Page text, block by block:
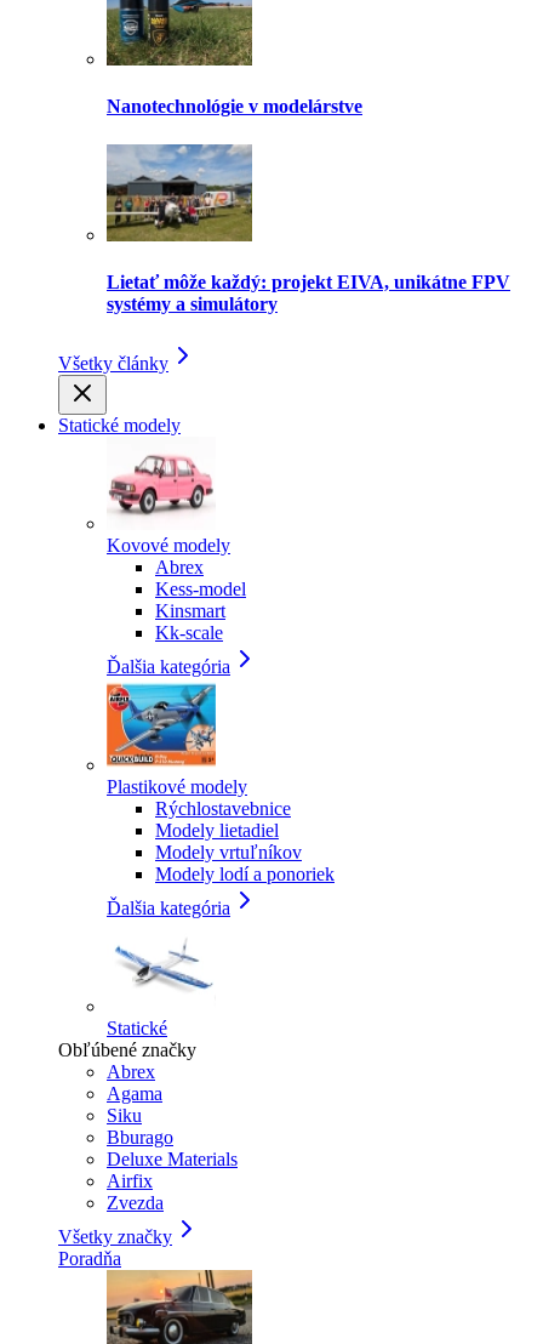
Nanotechnológie v modelárstve
Lietať môže každý: projekt EIVA, unikátne FPV
systémy a simulátory
Všetky články
Statické modely
Kovové modely
Abrex
Kess-model
Kinsmart
Kk-scale
Ďalšia kategória
Plastikové modely
Rýchlostavebnice
Modely lietadiel
Modely vrtuľníkov
Modely lodí a ponoriek
Ďalšia kategória
Statické
Obľúbené značky
Abrex
Agama
Siku
Bburago
Deluxe Materials
Airfix
Zvezda
Všetky značky
Poradňa